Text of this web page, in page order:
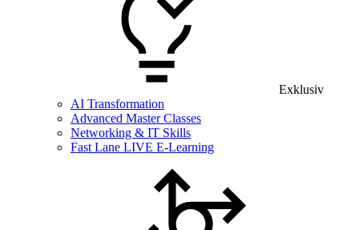
Exklusiv
AI Transformation
Advanced Master Classes
Networking & IT Skills
Fast Lane LIVE E-Learning